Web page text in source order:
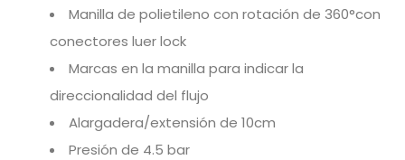
Manilla de polietileno con rotación de 360°con
conectores luer lock
Marcas en la manilla para indicar la
direccionalidad del flujo
Alargadera/extensión de 10cm
Presión de 4.5 bar